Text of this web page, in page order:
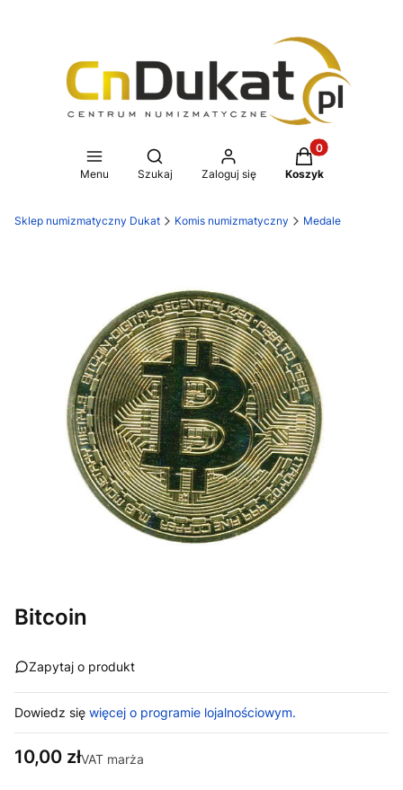
Menu
Otwórz wyszukiwarkę
Szukaj Zaloguj się
Produkty w
Koszyk
Sklep numizmatyczny Dukat Komis numizmatyczny Medale
Bitcoin
Zapytaj o produkt
Dowiedz się więcej o programie lojalnościowym.
Cena
10,00 złVAT marża